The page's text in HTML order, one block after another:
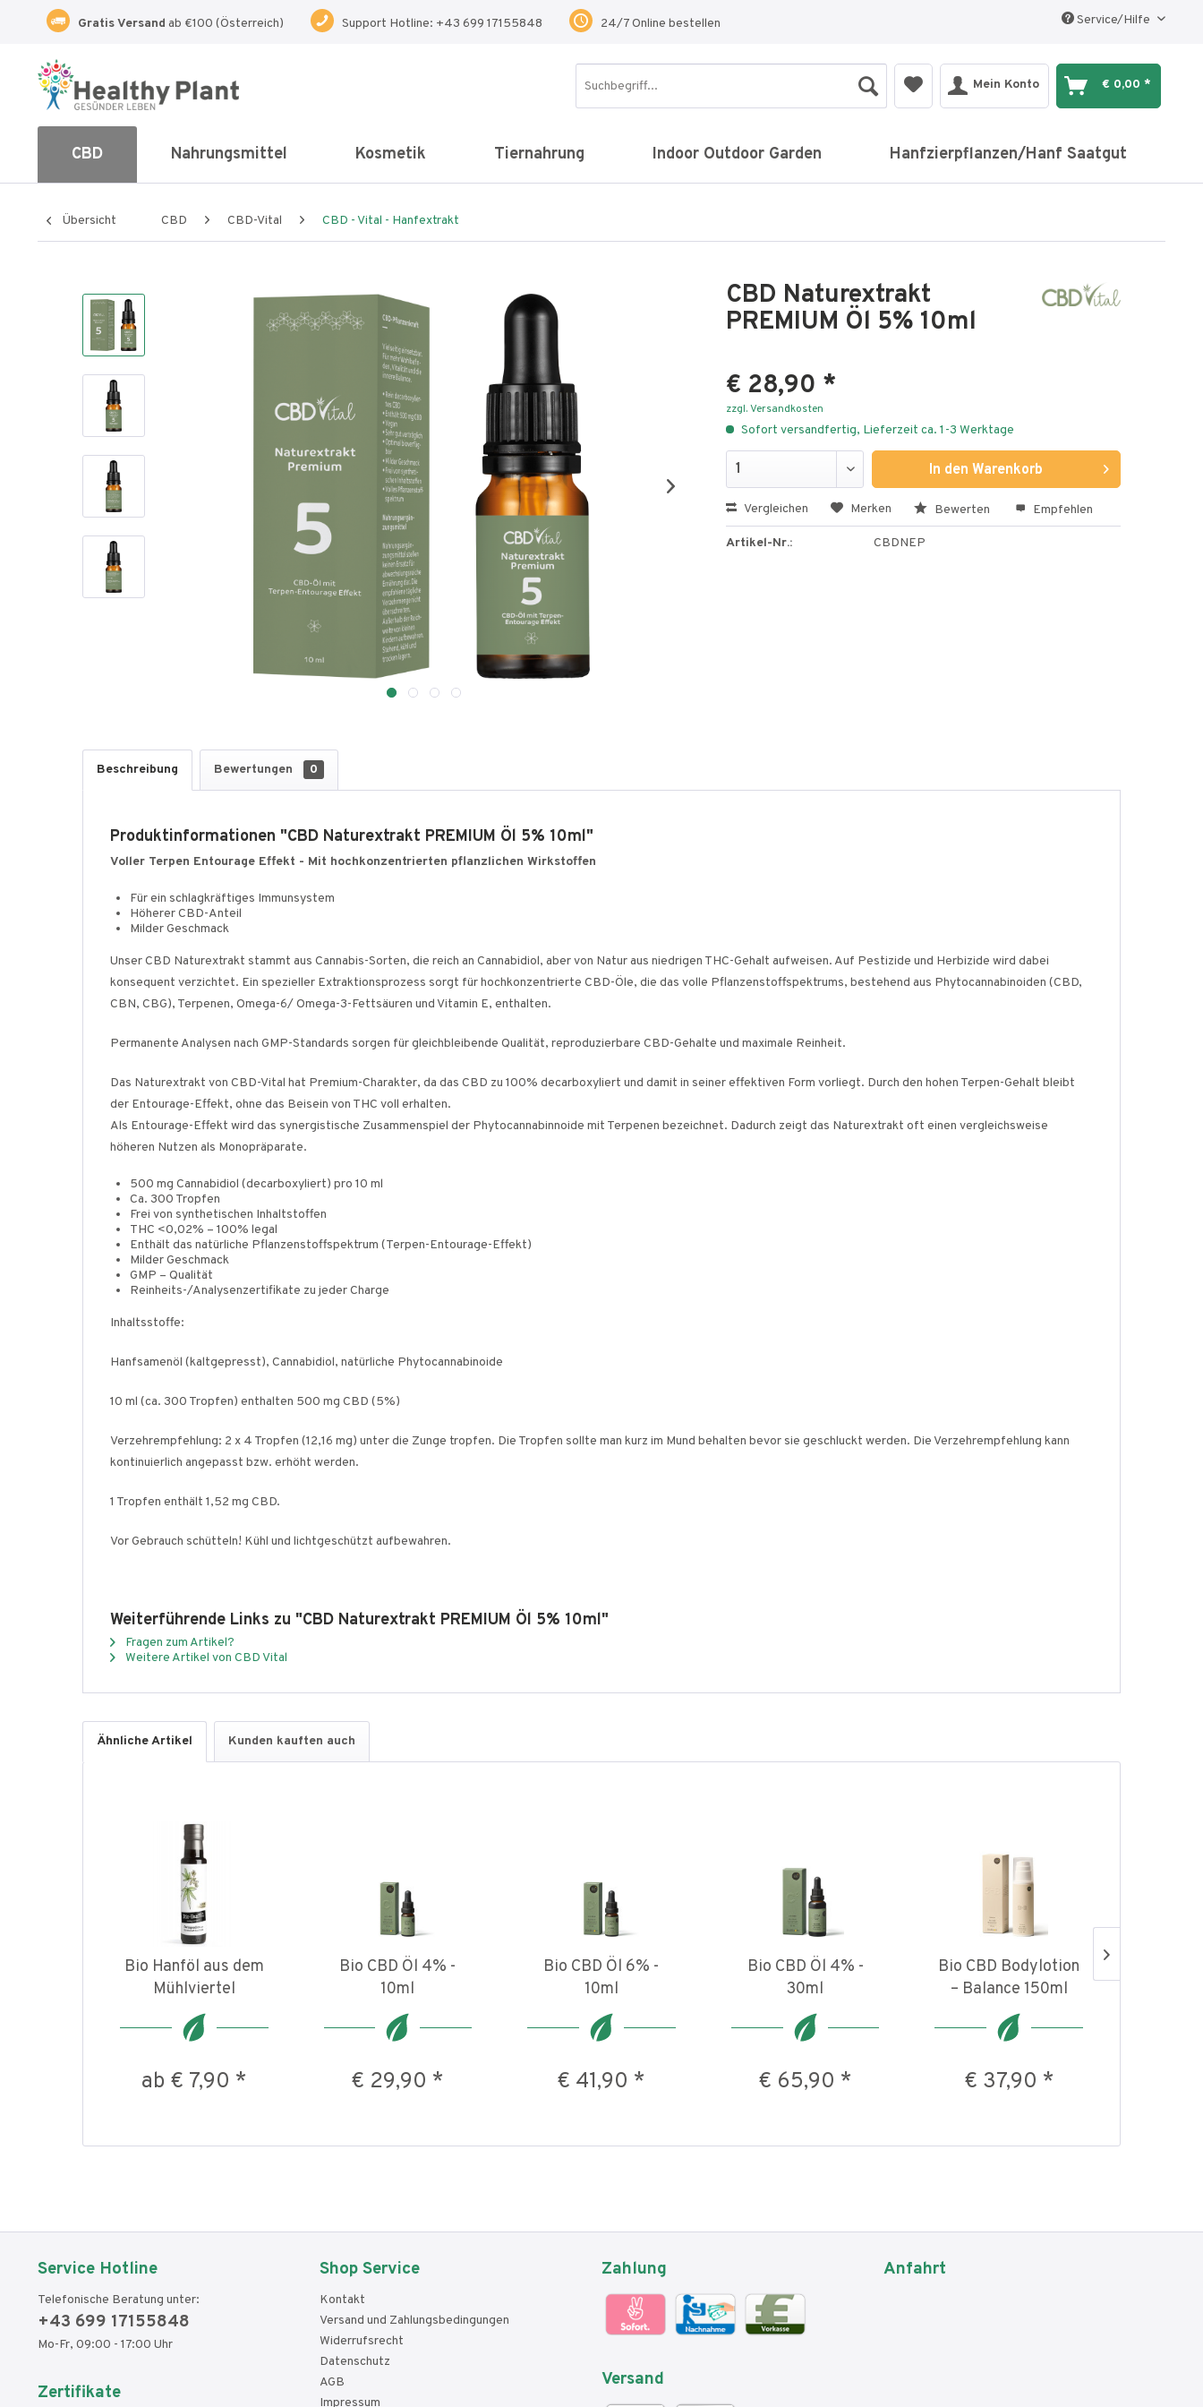
Gratis Versand ab €100 (Österreich) Support Hotline: +43 699 17155848 24/7 Online bestellen Service/Hilfe
Mein Konto € 0,00 *
CBD Nahrungsmittel Kosmetik Tiernahrung Indoor Outdoor Garden Hanfzierpflanzen/Hanf Saatgut
Übersicht CBD CBD-Vital CBD - Vital - Hanfextrakt
CBD Naturextrakt
PREMIUM Öl 5% 10ml
€ 28,90 *
zzgl. Versandkosten
Sofort versandfertig, Lieferzeit ca. 1-3 Werktage
In den Warenkorb
Vergleichen Merken Bewerten Empfehlen
Artikel-Nr.: CBDNEP
Beschreibung Bewertungen 0
Produktinformationen "CBD Naturextrakt PREMIUM Öl 5% 10ml"
Voller Terpen Entourage Effekt - Mit hochkonzentrierten pflanzlichen Wirkstoffen
Für ein schlagkräftiges Immunsystem
Höherer CBD-Anteil
Milder Geschmack
Unser CBD Naturextrakt stammt aus Cannabis-Sorten, die reich an Cannabidiol, aber von Natur aus niedrigen THC-Gehalt aufweisen. Auf Pestizide und Herbizide wird dabei
konsequent verzichtet. Ein spezieller Extraktionsprozess sorgt für hochkonzentrierte CBD-Öle, die das volle Pflanzenstoffspektrums, bestehend aus Phytocannabinoiden (CBD,
CBN, CBG), Terpenen, Omega-6/ Omega-3-Fettsäuren und Vitamin E, enthalten.
Permanente Analysen nach GMP-Standards sorgen für gleichbleibende Qualität, reproduzierbare CBD-Gehalte und maximale Reinheit.
Das Naturextrakt von CBD-Vital hat Premium-Charakter, da das CBD zu 100% decarboxyliert und damit in seiner effektiven Form vorliegt. Durch den hohen Terpen-Gehalt bleibt
der Entourage-Effekt, ohne das Beisein von THC voll erhalten.
Als Entourage-Effekt wird das synergistische Zusammenspiel der Phytocannabinnoide mit Terpenen bezeichnet. Dadurch zeigt das Naturextrakt oft einen vergleichsweise
höheren Nutzen als Monopräparate.
500 mg Cannabidiol (decarboxyliert) pro 10 ml
Ca. 300 Tropfen
Frei von synthetischen Inhaltstoffen
THC <0,02% – 100% legal
Enthält das natürliche Pflanzenstoffspektrum (Terpen-Entourage-Effekt)
Milder Geschmack
GMP – Qualität
Reinheits-/Analysenzertifikate zu jeder Charge
Inhaltsstoffe:
Hanfsamenöl (kaltgepresst), Cannabidiol, natürliche Phytocannabinoide
10 ml (ca. 300 Tropfen) enthalten 500 mg CBD (5%)
Verzehrempfehlung: 2 x 4 Tropfen (12,16 mg) unter die Zunge tropfen. Die Tropfen sollte man kurz im Mund behalten bevor sie geschluckt werden. Die Verzehrempfehlung kann
kontinuierlich angepasst bzw. erhöht werden.
1 Tropfen enthält 1,52 mg CBD.
Vor Gebrauch schütteln! Kühl und lichtgeschützt aufbewahren.
Weiterführende Links zu "CBD Naturextrakt PREMIUM Öl 5% 10ml"
Fragen zum Artikel?
Weitere Artikel von CBD Vital
Ähnliche Artikel Kunden kauften auch
Bio Hanföl aus dem
Mühlviertel
ab € 7,90 *
Bio CBD Öl 4% -
10ml
€ 29,90 *
Bio CBD Öl 6% -
10ml
€ 41,90 *
Bio CBD Öl 4% -
30ml
€ 65,90 *
Bio CBD Bodylotion
– Balance 150ml
€ 37,90 *
Service Hotline
Telefonische Beratung unter:
+43 699 17155848
Mo-Fr, 09:00 - 17:00 Uhr
Zertifikate
Shop Service
Kontakt
Versand und Zahlungsbedingungen
Widerrufsrecht
Datenschutz
AGB
Impressum
Zahlung
Versand
Anfahrt